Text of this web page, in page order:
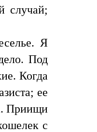
случай;
Я
Под
Когда
ее
Приищи
с